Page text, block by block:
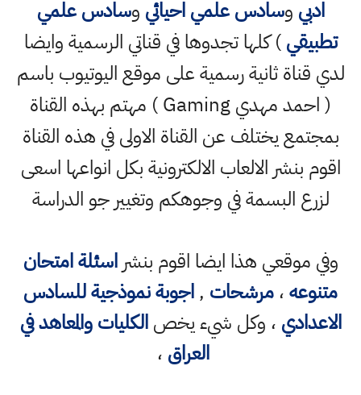
ادبي وسادس علمي احيائي وسادس علمي
تطبيقي) كلها تجدوها في قناتي الرسمية وايضا
لدي قناة ثانية رسمية على موقع اليوتيوب باسم
( احمد مهدي Gaming ) مهتم بهذه القناة
بمجتمع يختلف عن القناة الاولى في هذه القناة
اقوم بنشر الالعاب الالكترونية بكل انواعها اسعى
لزرع البسمة في وجوهكم وتغيير جو الدراسة
وفي موقعي هذا ايضا اقوم بنشراسئلة امتحان
متنوعه،مرشحات ,اجوبة نموذجية للسادس
الاعدادي ، وكل شيء يخصالكليات والمعاهد في
العراق ،